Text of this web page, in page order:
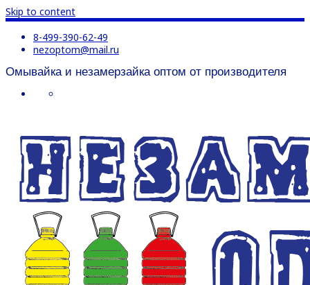
Skip to content
8-499-390-62-49
nezoptom@mail.ru
Омывайка и незамерзайка оптом от производителя